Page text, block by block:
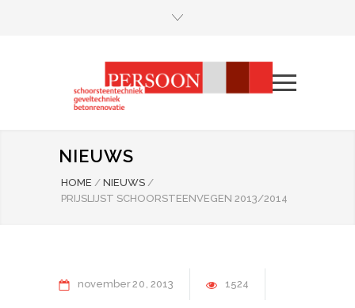
NIEUWS
HOME / NIEUWS /
PRIJSLIJST SCHOORSTEENVEGEN 2013/2014
november20 2013 1524